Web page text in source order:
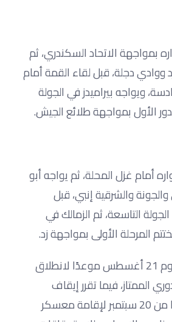
بمواجهة الاتحاد السكندري، ثم
ووادي دجلة، قبل لقاء القمة أمام
ويواجه بيراميدز في الجولة
الأول بمواجهة طلائع الجيش.
أمام غزل المحلة، ثم يواجه أبو
والشرقية إنبي، قبل
التاسعة، ثم الزمالك في
المرحلة الأولى بمواجهة زد.
وحددت رابطة الأندية يوم 21 أغسطس موعدًا لانطلاق
الممتاز، فيما تقرر إيقاف
المسابقة مؤقتًا اعتبارًا من 20 سبتمبر لإقامة معسكر